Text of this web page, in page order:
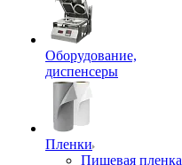
Оборудование,
диспенсеры
Пленки
Пищевая пленка